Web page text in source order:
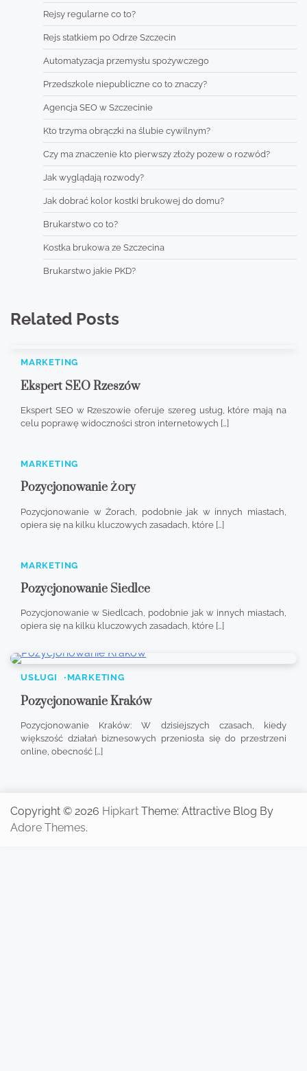
Rejsy regularne co to?
Rejs statkiem po Odrze Szczecin
Automatyzacja przemysłu spożywczego
Przedszkole niepubliczne co to znaczy?
Agencja SEO w Szczecinie
Kto trzyma obrączki na ślubie cywilnym?
Czy ma znaczenie kto pierwszy złoży pozew o rozwód?
Jak wyglądają rozwody?
Jak dobrać kolor kostki brukowej do domu?
Brukarstwo co to?
Kostka brukowa ze Szczecina
Brukarstwo jakie PKD?
Related Posts
MARKETING
Ekspert SEO Rzeszów
Ekspert SEO w Rzeszowie oferuje szereg usług, które mają na
celu poprawę widoczności stron internetowych […]
MARKETING
Pozycjonowanie Żory
Pozycjonowanie w Żorach, podobnie jak w innych miastach,
opiera się na kilku kluczowych zasadach, które […]
MARKETING
Pozycjonowanie Siedlce
Pozycjonowanie w Siedlcach, podobnie jak w innych miastach,
opiera się na kilku kluczowych zasadach, które […]
USŁUGI MARKETING
Pozycjonowanie Kraków
Pozycjonowanie Kraków: W dzisiejszych czasach, kiedy
większość działań biznesowych przeniosła się do przestrzeni
online, obecność […]
Copyright © 2026 Hipkart Theme: Attractive Blog By
Adore Themes.